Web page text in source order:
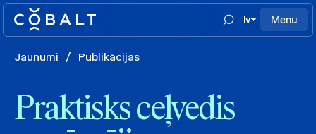
lv Menu
Jaunumi / Publikācijas
Praktisks ceļvedis